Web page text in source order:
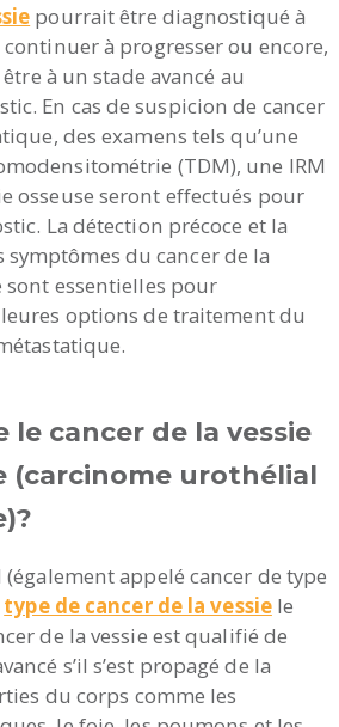
pourrait être diagnostiqué à
à progresser ou encore,
à un stade avancé au
En cas de suspicion de cancer
des examens tels qu’une
(TDM), une IRM
osseuse seront effectués pour
La détection précoce et la
du cancer de la
sont essentielles pour
options de traitement du
le cancer de la vessie
(carcinome urothélial
appelé cancer de type
type de cancer de la vessiele
de la vessie est qualifié de
s’il s’est propagé de la
du corps comme les